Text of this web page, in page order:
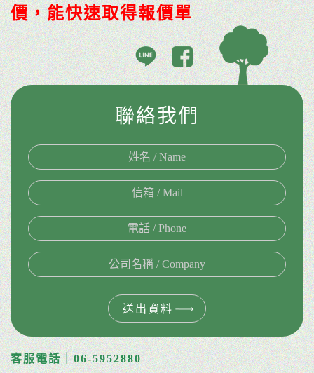
價，能快速取得報價單
聯絡我們
送出資料
客服電話｜06-5952880